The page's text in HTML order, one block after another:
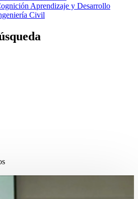
Aprendizaje y Desarrollo
Civil